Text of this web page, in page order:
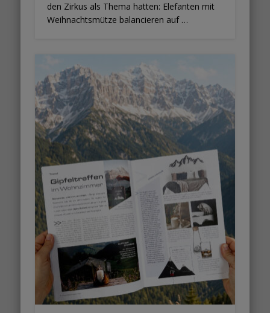
den Zirkus als Thema hatten: Elefanten mit
Weihnachtsmütze balancieren auf …